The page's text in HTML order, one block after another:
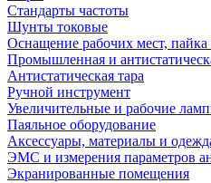
Стандарты частоты
Шунты токовые
Оснащение рабочих мест,
Промышленная и
Антистатическая тара
Ручной инструмент
Увеличительные и рабочие
Паяльное оборудование
Аксессуары, материалы и
ЭМС и измерения параметров
Экранированные помещения